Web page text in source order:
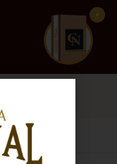
www.cachacarianacional.com.br
CUIDADO FRÁGIL